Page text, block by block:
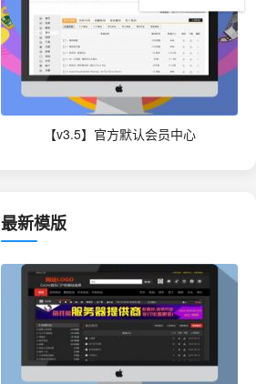
【v3.5】官方默认会员中心
最新模版